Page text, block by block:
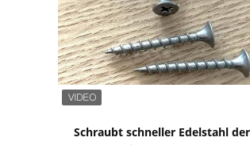
Schraubt schneller Edelstahl der